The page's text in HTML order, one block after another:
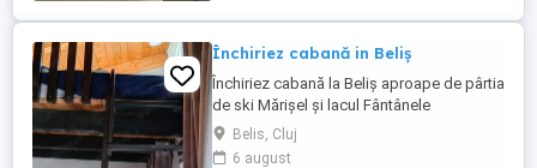
Relaxează-te în această casă ...
Închiriez cabană in Beliș
Închiriez cabană la Beliș aproape de pârtia
de ski Mărișel și lacul Fântânele
Belis, Cluj
6 august